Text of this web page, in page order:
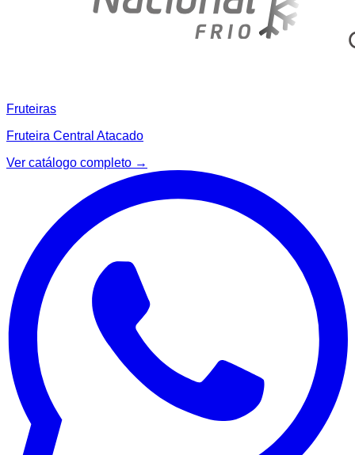
Fruteiras
Fruteira Central Atacado
Ver catálogo completo →